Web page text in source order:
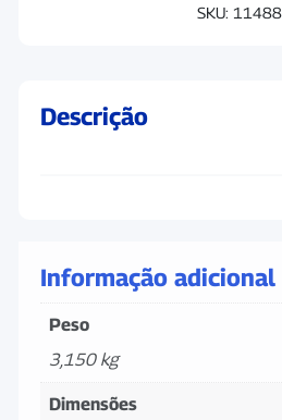
SKU:
Descrição
Informação adicional
Peso
3,150 kg
Dimensões